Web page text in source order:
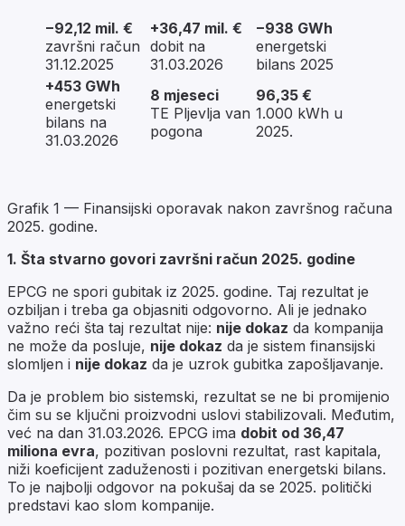
−92,12 mil. €
završni račun
31.12.2025
+36,47 mil. €
dobit na
31.03.2026
−938 GWh
energetski
bilans 2025
+453 GWh
energetski
bilans na
31.03.2026
8 mjeseci
TE Pljevlja van
pogona
96,35 €
1.000 kWh u
2025.
Grafik 1 — Finansijski oporavak nakon završnog računa
2025. godine.
1. Šta stvarno govori završni račun 2025. godine
EPCG ne spori gubitak iz 2025. godine. Taj rezultat je
ozbiljan i treba ga objasniti odgovorno. Ali je jednako
važno reći šta taj rezultat nije: nije dokaz da kompanija
ne može da posluje, nije dokaz da je sistem finansijski
slomljen i nije dokaz da je uzrok gubitka zapošljavanje.
Da je problem bio sistemski, rezultat se ne bi promijenio
čim su se ključni proizvodni uslovi stabilizovali. Međutim,
već na dan 31.03.2026. EPCG ima dobit od 36,47
miliona evra, pozitivan poslovni rezultat, rast kapitala,
niži koeficijent zaduženosti i pozitivan energetski bilans.
To je najbolji odgovor na pokušaj da se 2025. politički
predstavi kao slom kompanije.